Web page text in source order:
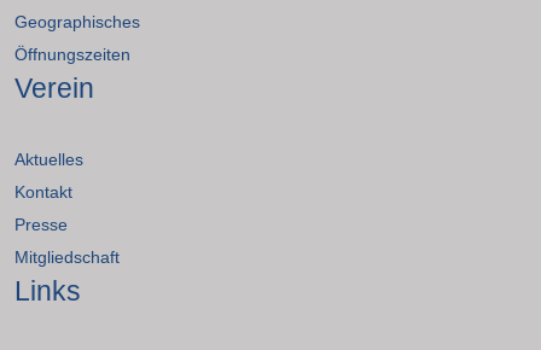
Geographisches
Öffnungszeiten
Verein
Aktuelles
Kontakt
Presse
Mitgliedschaft
Links